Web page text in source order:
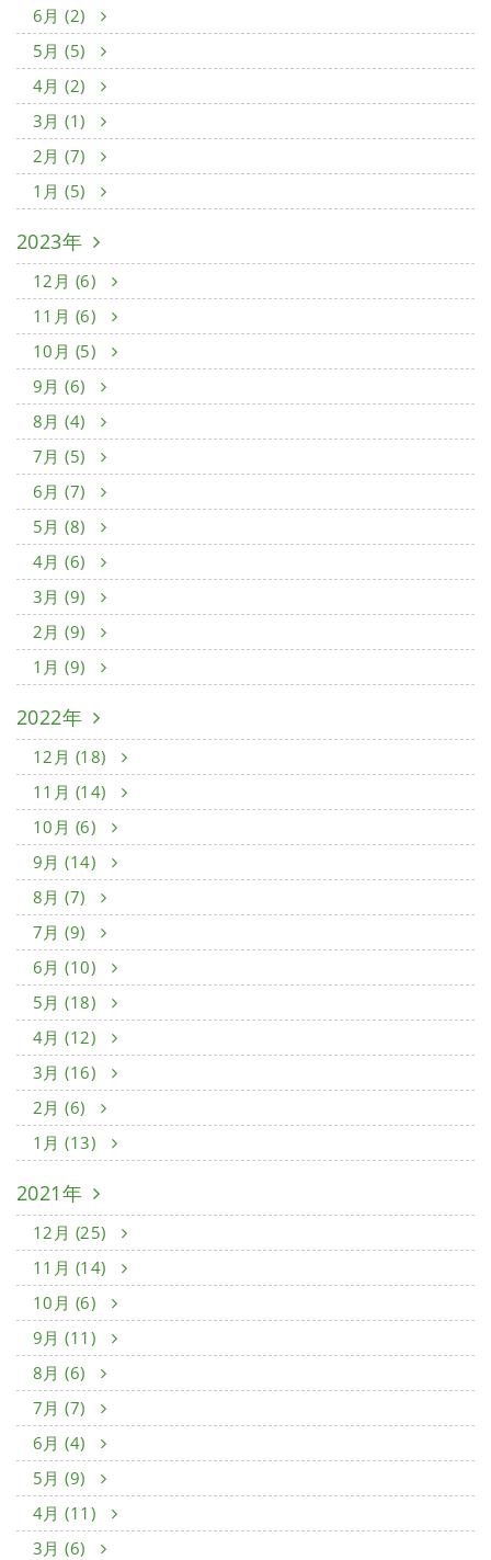
6月 (2)
5月 (5)
4月 (2)
3月 (1)
2月 (7)
1月 (5)
2023年
12月 (6)
11月 (6)
10月 (5)
9月 (6)
8月 (4)
7月 (5)
6月 (7)
5月 (8)
4月 (6)
3月 (9)
2月 (9)
1月 (9)
2022年
12月 (18)
11月 (14)
10月 (6)
9月 (14)
8月 (7)
7月 (9)
6月 (10)
5月 (18)
4月 (12)
3月 (16)
2月 (6)
1月 (13)
2021年
12月 (25)
11月 (14)
10月 (6)
9月 (11)
8月 (6)
7月 (7)
6月 (4)
5月 (9)
4月 (11)
3月 (6)